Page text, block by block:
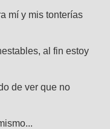
mí y mis tonterías
al fin estoy
de ver que no